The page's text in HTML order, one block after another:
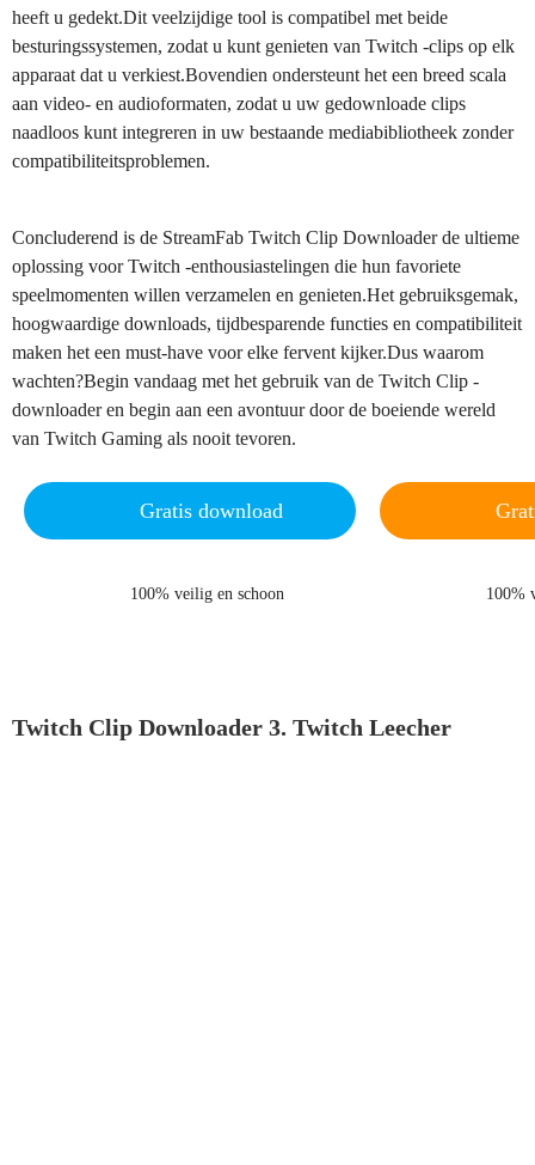
heeft u gedekt.Dit veelzijdige tool is compatibel met beide
besturingssystemen, zodat u kunt genieten van Twitch -clips op elk
apparaat dat u verkiest.Bovendien ondersteunt het een breed scala
aan video- en audioformaten, zodat u uw gedownloade clips
naadloos kunt integreren in uw bestaande mediabibliotheek zonder
compatibiliteitsproblemen.
Concluderend is de StreamFab Twitch Clip Downloader de ultieme
oplossing voor Twitch -enthousiastelingen die hun favoriete
speelmomenten willen verzamelen en genieten.Het gebruiksgemak,
hoogwaardige downloads, tijdbesparende functies en compatibiliteit
maken het een must-have voor elke fervent kijker.Dus waarom
wachten?Begin vandaag met het gebruik van de Twitch Clip -
downloader en begin aan een avontuur door de boeiende wereld
van Twitch Gaming als nooit tevoren.
Gratis download
100% veilig en schoon
100%
Twitch Clip Downloader 3. Twitch Leecher